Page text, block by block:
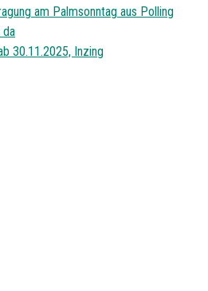
am Palmsonntag aus Polling
30.11.2025, Inzing